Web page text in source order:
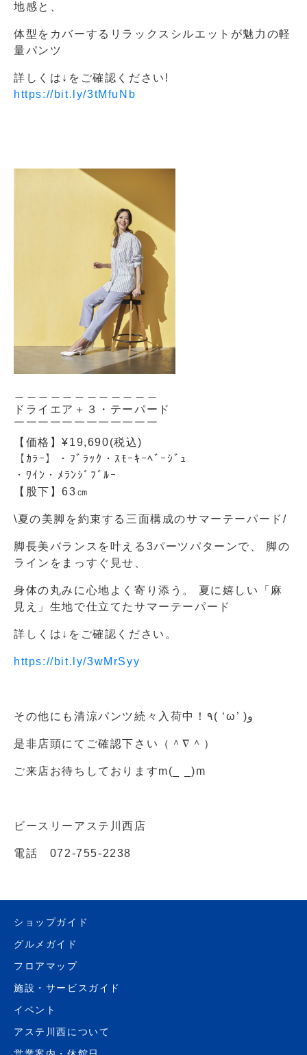
地感と、
体型をカバーするリラックスシルエットが魅力の軽
量パンツ
詳しくは ↓ をご確認ください!
https://bit.ly/3tMfuNb
ドライエア＋３・テーパード
￣￣￣￣￣￣￣￣￣￣￣￣
【価格】¥19,690(税込)
【ｶﾗｰ】・ﾌﾞﾗｯｸ・ｽﾓｰｷｰﾍﾞｰｼﾞｭ
・ﾜｲﾝ・ﾒﾗﾝｼﾞﾌﾞﾙｰ
【股下】63㎝
\夏の美脚を約束する三面構成のサマーテーパード/
脚長美バランスを叶える3パーツパターンで、 脚の
ラインをまっすぐ見せ、
身体の丸みに心地よく寄り添う。 夏に嬉しい「麻
見え」生地で仕立てたサマーテーパード
詳しくは↓をご確認ください。
https://bit.ly/3wMrSyy
その他にも清涼パンツ続々入荷中！٩( ‘ω’ )و
是非店頭にてご確認下さい（＾∇＾）
ご来店お待ちしておりますm(_ _)m
ビースリーアステ川西店
電話 072-755-2238
ショップガイド
グルメガイド
フロアマップ
施設・サービスガイド
イベント
アステ川西について